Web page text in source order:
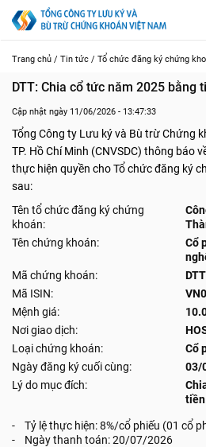
Trang chủ / Tin tức / Tổ chức đăng ký chứng
DTT: Chia cổ tức năm 2025 bằng
Cập nhật ngày 11/06/2026 - 13:47:33
Tổng Công ty Lưu ký và Bù trừ Chứng
TP. Hồ Chí Minh (CNVSDC) thông báo
thực hiện quyền cho Tổ chức đăng ký
sau:
Tên tổ chức đăng ký chứng
khoán:
Tên chứng khoán:
Cổ
Mã chứng khoán:
DTT
Mã ISIN:
Mệnh giá:
Nơi giao dịch:
Loại chứng khoán:
Cổ
Ngày đăng ký cuối cùng:
03/
Lý do mục đích:
tiền
- Tỷ lệ thực hiện: 8%/cổ phiếu (01 cổ
- Ngày thanh toán: 20/07/2026